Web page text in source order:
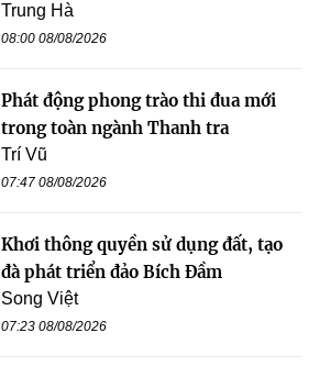
Trung Hà
08:00 08/08/2026
Phát động phong trào thi đua mới
trong toàn ngành Thanh tra
Trí Vũ
07:47 08/08/2026
Khơi thông quyền sử dụng đất, tạo
đà phát triển đảo Bích Đầm
Song Việt
07:23 08/08/2026